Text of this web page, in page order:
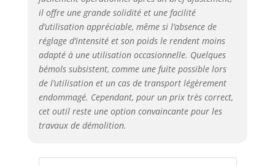
il offre une grande solidité et une facilité
d’utilisation appréciable, même si l’absence de
réglage d’intensité et son poids le rendent moins
adapté à une utilisation occasionnelle. Quelques
bémols subsistent, comme une fuite possible lors
de l’utilisation et un cas de transport légèrement
endommagé. Cependant, pour un prix très correct,
cet outil reste une option convaincante pour les
travaux de démolition.